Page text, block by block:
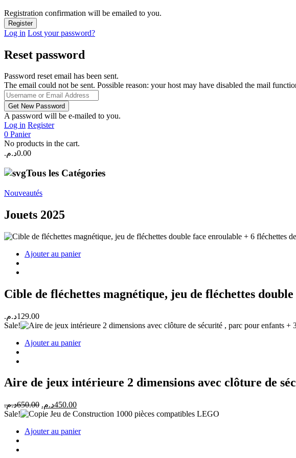
Registration confirmation will be emailed to you.
Log in Lost your password?
Reset password
Password reset email has been sent.
The email could not be sent. Possible reason: your host may have disabled the mail
A password will be e-mailed to you.
Log in Register
0 Panier
No products in the cart.
0.00د.م.
Tous les Catégories
Nouveautés
Jouets 2025
Ajouter au panier
Cible de fléchettes magnétique, jeu de fléchettes
129.00د.م.
Sale!
Ajouter au panier
Aire de jeux intérieure 2 dimensions avec clôture de
650.00د.م.
Le
prix
était :
450.00د.م.
Le
prix
est :
Sale!
Ajouter au panier